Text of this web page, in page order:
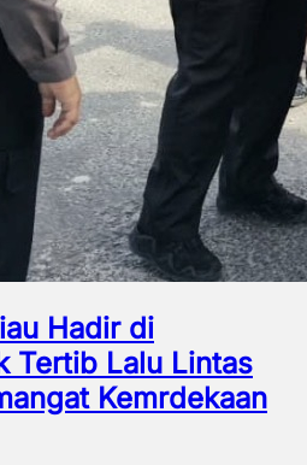
Hadir di
Tertib Lalu Lintas
Kemrdekaan